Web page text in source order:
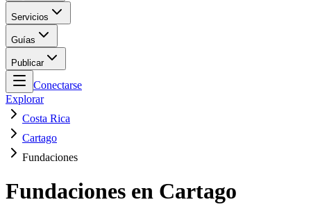
Servicios
Guías
Publicar
Conectarse
Explorar
Costa Rica
Cartago
Fundaciones
Fundaciones en Cartago